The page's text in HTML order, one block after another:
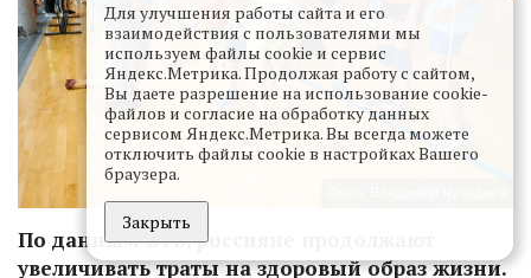
По данным ВТБ, россияне продолжают
увеличивать траты на здоровый образ жизни.
Для улучшения работы сайта и его
взаимодействия с пользователями мы
используем файлы cookie и сервис
Яндекс.Метрика. Продолжая работу с сайтом,
Вы даете разрешение на использование cookie-
файлов и согласие на обработку данных
сервисом Яндекс.Метрика. Вы всегда можете
отключить файлы cookie в настройках Вашего
браузера.
Закрыть